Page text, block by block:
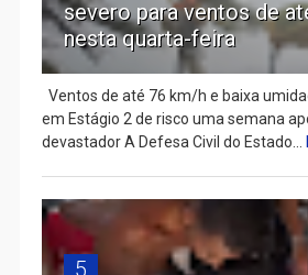
severo para ventos de
nesta quarta-feira
Ventos de até 76 km/h e baixa
em Estágio 2 de risco uma semana
devastador A Defesa Civil do Estado...
5